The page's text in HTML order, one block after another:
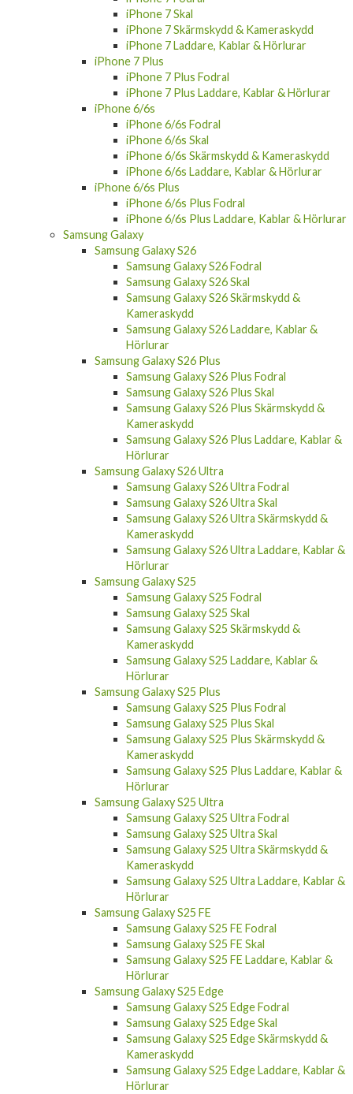
iPhone 7 Skal
iPhone 7 Skärmskydd & Kameraskydd
iPhone 7 Laddare, Kablar & Hörlurar
iPhone 7 Plus
iPhone 7 Plus Fodral
iPhone 7 Plus Laddare, Kablar & Hörlurar
iPhone 6/6s
iPhone 6/6s Fodral
iPhone 6/6s Skal
iPhone 6/6s Skärmskydd & Kameraskydd
iPhone 6/6s Laddare, Kablar & Hörlurar
iPhone 6/6s Plus
iPhone 6/6s Plus Fodral
iPhone 6/6s Plus Laddare, Kablar & Hörlurar
Samsung Galaxy
Samsung Galaxy S26
Samsung Galaxy S26 Fodral
Samsung Galaxy S26 Skal
Samsung Galaxy S26 Skärmskydd &
Kameraskydd
Samsung Galaxy S26 Laddare, Kablar &
Hörlurar
Samsung Galaxy S26 Plus
Samsung Galaxy S26 Plus Fodral
Samsung Galaxy S26 Plus Skal
Samsung Galaxy S26 Plus Skärmskydd &
Kameraskydd
Samsung Galaxy S26 Plus Laddare, Kablar &
Hörlurar
Samsung Galaxy S26 Ultra
Samsung Galaxy S26 Ultra Fodral
Samsung Galaxy S26 Ultra Skal
Samsung Galaxy S26 Ultra Skärmskydd &
Kameraskydd
Samsung Galaxy S26 Ultra Laddare, Kablar &
Hörlurar
Samsung Galaxy S25
Samsung Galaxy S25 Fodral
Samsung Galaxy S25 Skal
Samsung Galaxy S25 Skärmskydd &
Kameraskydd
Samsung Galaxy S25 Laddare, Kablar &
Hörlurar
Samsung Galaxy S25 Plus
Samsung Galaxy S25 Plus Fodral
Samsung Galaxy S25 Plus Skal
Samsung Galaxy S25 Plus Skärmskydd &
Kameraskydd
Samsung Galaxy S25 Plus Laddare, Kablar &
Hörlurar
Samsung Galaxy S25 Ultra
Samsung Galaxy S25 Ultra Fodral
Samsung Galaxy S25 Ultra Skal
Samsung Galaxy S25 Ultra Skärmskydd &
Kameraskydd
Samsung Galaxy S25 Ultra Laddare, Kablar &
Hörlurar
Samsung Galaxy S25 FE
Samsung Galaxy S25 FE Fodral
Samsung Galaxy S25 FE Skal
Samsung Galaxy S25 FE Laddare, Kablar &
Hörlurar
Samsung Galaxy S25 Edge
Samsung Galaxy S25 Edge Fodral
Samsung Galaxy S25 Edge Skal
Samsung Galaxy S25 Edge Skärmskydd &
Kameraskydd
Samsung Galaxy S25 Edge Laddare, Kablar &
Hörlurar